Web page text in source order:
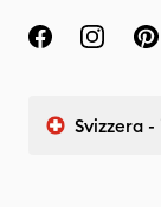
Svizzera